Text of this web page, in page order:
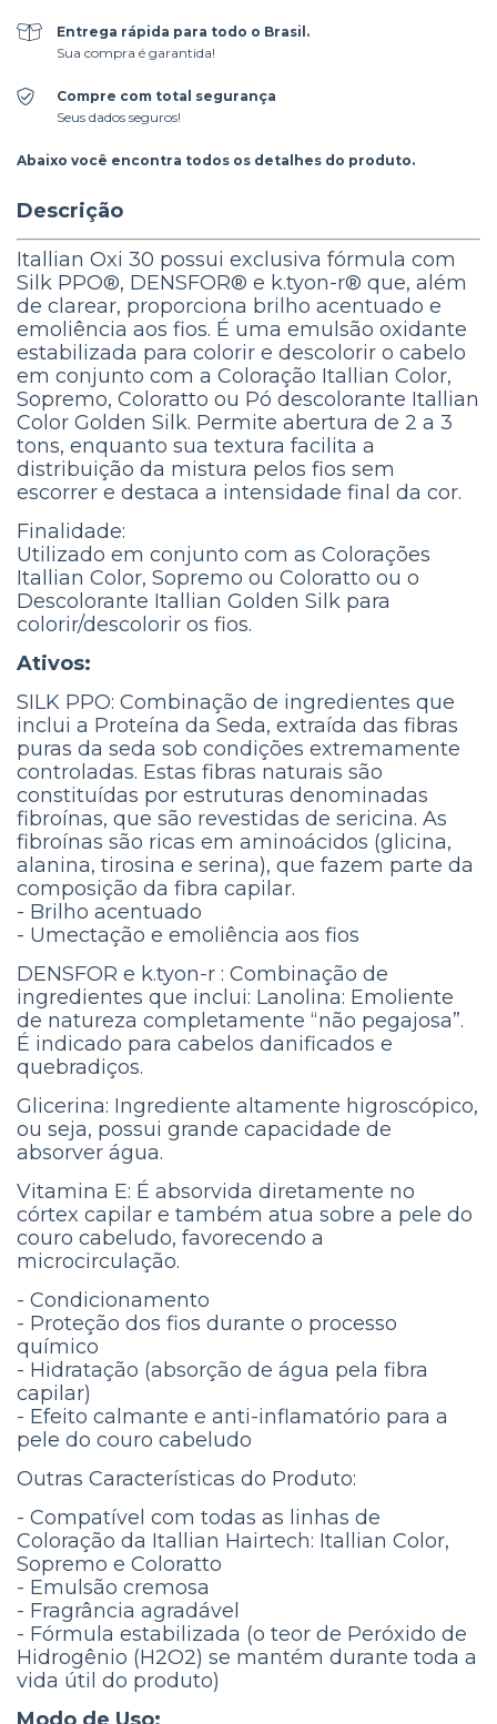
Entrega rápida para todo o Brasil.
Sua compra é garantida!
Compre com total segurança
Seus dados seguros!
Abaixo você encontra todos os detalhes do produto.
Descrição
Itallian Oxi 30 possui exclusiva fórmula com
Silk PPO®, DENSFOR® e k.tyon-r® que, além
de clarear, proporciona brilho acentuado e
emoliência aos fios. É uma emulsão oxidante
estabilizada para colorir e descolorir o cabelo
em conjunto com a Coloração Itallian Color,
Sopremo, Coloratto ou Pó descolorante Itallian
Color Golden Silk. Permite abertura de 2 a 3
tons, enquanto sua textura facilita a
distribuição da mistura pelos fios sem
escorrer e destaca a intensidade final da cor.
Finalidade:
Utilizado em conjunto com as Colorações
Itallian Color, Sopremo ou Coloratto ou o
Descolorante Itallian Golden Silk para
colorir/descolorir os fios.
Ativos:
SILK PPO: Combinação de ingredientes que
inclui a Proteína da Seda, extraída das fibras
puras da seda sob condições extremamente
controladas. Estas fibras naturais são
constituídas por estruturas denominadas
fibroínas, que são revestidas de sericina. As
fibroínas são ricas em aminoácidos (glicina,
alanina, tirosina e serina), que fazem parte da
composição da fibra capilar.
- Brilho acentuado
- Umectação e emoliência aos fios
DENSFOR e k.tyon-r : Combinação de
ingredientes que inclui: Lanolina: Emoliente
de natureza completamente “não pegajosa”.
É indicado para cabelos danificados e
quebradiços.
Glicerina: Ingrediente altamente higroscópico,
ou seja, possui grande capacidade de
absorver água.
Vitamina E: É absorvida diretamente no
córtex capilar e também atua sobre a pele do
couro cabeludo, favorecendo a
microcirculação.
- Condicionamento
- Proteção dos fios durante o processo
químico
- Hidratação (absorção de água pela fibra
capilar)
- Efeito calmante e anti-inflamatório para a
pele do couro cabeludo
Outras Características do Produto:
- Compatível com todas as linhas de
Coloração da Itallian Hairtech: Itallian Color,
Sopremo e Coloratto
- Emulsão cremosa
- Fragrância agradável
- Fórmula estabilizada (o teor de Peróxido de
Hidrogênio (H2O2) se mantém durante toda a
vida útil do produto)